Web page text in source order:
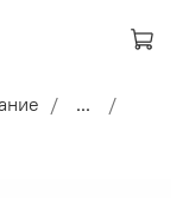
...